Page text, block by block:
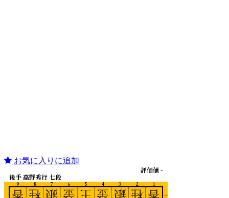
お気に入りに追加
1
2
3
4
5
6
7
8
9
一
後手 高野秀行 七段
評価値 -